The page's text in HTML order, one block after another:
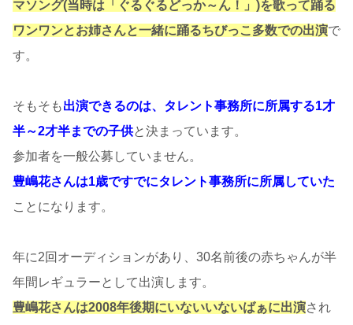
マソング(当時は「ぐるぐるどっか～ん！」)を歌って踊る
ワンワンとお姉さんと一緒に踊るちびっこ多数での出演で
す。
そもそも出演できるのは、 タレント事務所に所属する1才
半～2才半までの子供と決まっています。
参加者を一般公募していません。
豊嶋花さんは1歳ですでにタレント事務所に所属していた
ことになります。
年に2回オーディションがあり、30名前後の赤ちゃんが半
年間レギュラーとして出演します。
豊嶋花さんは2008年後期にいないいないばぁに出演され